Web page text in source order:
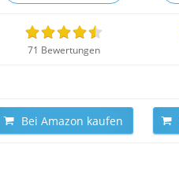
71 Bewertungen
Bei Amazon kaufen